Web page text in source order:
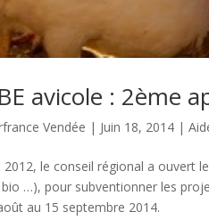
avicole : 2ème
Vendée | Juin 18, 2014 |
2012, le conseil régional a ouvert
…), pour subventionner les
au 15 septembre 2014.